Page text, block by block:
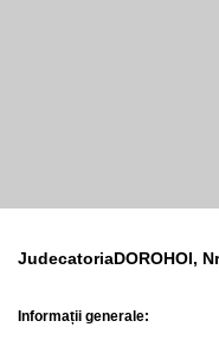
JudecatoriaDOROHOI,
Informații generale: